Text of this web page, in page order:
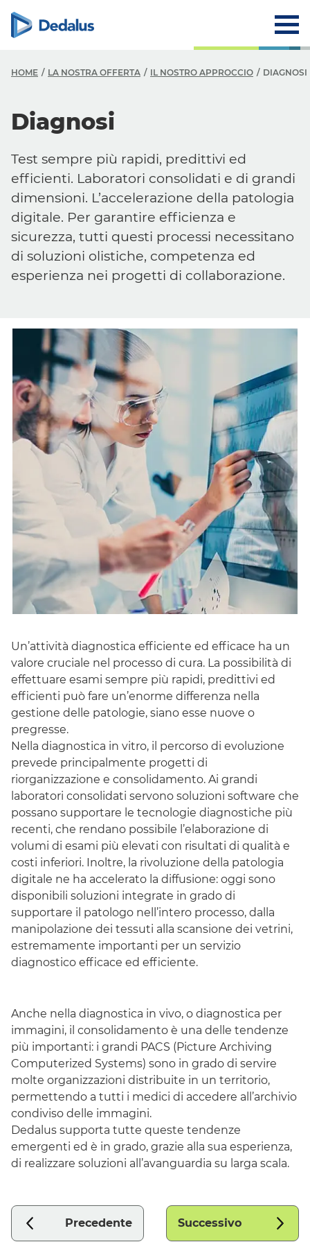
HOME LA NOSTRA OFFERTA IL NOSTRO APPROCCIO DIAGNOSI
Diagnosi
Test sempre più rapidi, predittivi ed
efficienti. Laboratori consolidati e di grandi
dimensioni. L’accelerazione della patologia
digitale. Per garantire efficienza e
sicurezza, tutti questi processi necessitano
di soluzioni olistiche, competenza ed
esperienza nei progetti di collaborazione.
Un’attività diagnostica efficiente ed efficace ha un
valore cruciale nel processo di cura. La possibilità di
effettuare esami sempre più rapidi, predittivi ed
efficienti può fare un’enorme differenza nella
gestione delle patologie, siano esse nuove o
pregresse.
Nella diagnostica in vitro, il percorso di evoluzione
prevede principalmente progetti di
riorganizzazione e consolidamento. Ai grandi
laboratori consolidati servono soluzioni software che
possano supportare le tecnologie diagnostiche più
recenti, che rendano possibile l’elaborazione di
volumi di esami più elevati con risultati di qualità e
costi inferiori. Inoltre, la rivoluzione della patologia
digitale ne ha accelerato la diffusione: oggi sono
disponibili soluzioni integrate in grado di
supportare il patologo nell’intero processo, dalla
manipolazione dei tessuti alla scansione dei vetrini,
estremamente importanti per un servizio
diagnostico efficace ed efficiente.
Anche nella diagnostica in vivo, o diagnostica per
immagini, il consolidamento è una delle tendenze
più importanti: i grandi PACS (Picture Archiving
Computerized Systems) sono in grado di servire
molte organizzazioni distribuite in un territorio,
permettendo a tutti i medici di accedere all’archivio
condiviso delle immagini.
Dedalus supporta tutte queste tendenze
emergenti ed è in grado, grazie alla sua esperienza,
di realizzare soluzioni all’avanguardia su larga scala.
Precedente Successivo